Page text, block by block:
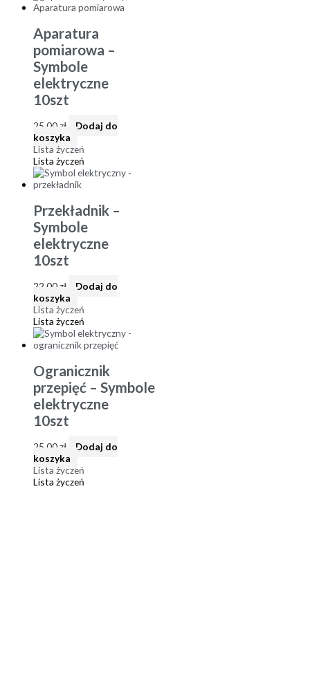
Aparatura
pomiarowa –
Symbole
elektryczne
10szt
25,00zł
Dodaj do
koszyka
Lista życzeń
Lista życzeń
Przekładnik –
Symbole
elektryczne
10szt
22,00zł
Dodaj do
koszyka
Lista życzeń
Lista życzeń
Ogranicznik
przepięć – Symbole
elektryczne
10szt
25,00zł
Dodaj do
koszyka
Lista życzeń
Lista życzeń